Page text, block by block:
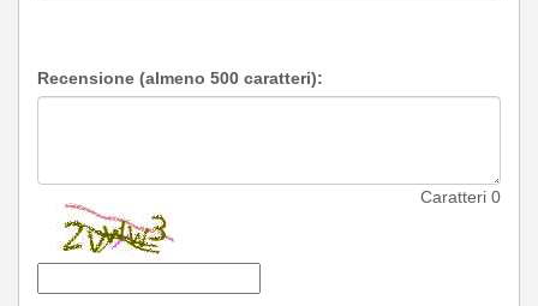
Recensione (almeno 500 caratteri):
Caratteri 0